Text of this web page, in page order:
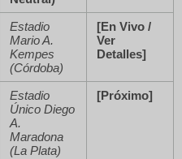
Estadio
Mario A.
Kempes
(Córdoba)
[En Vivo /
Ver
Detalles]
Estadio
Único Diego
A.
Maradona
(La Plata)
[Próximo]